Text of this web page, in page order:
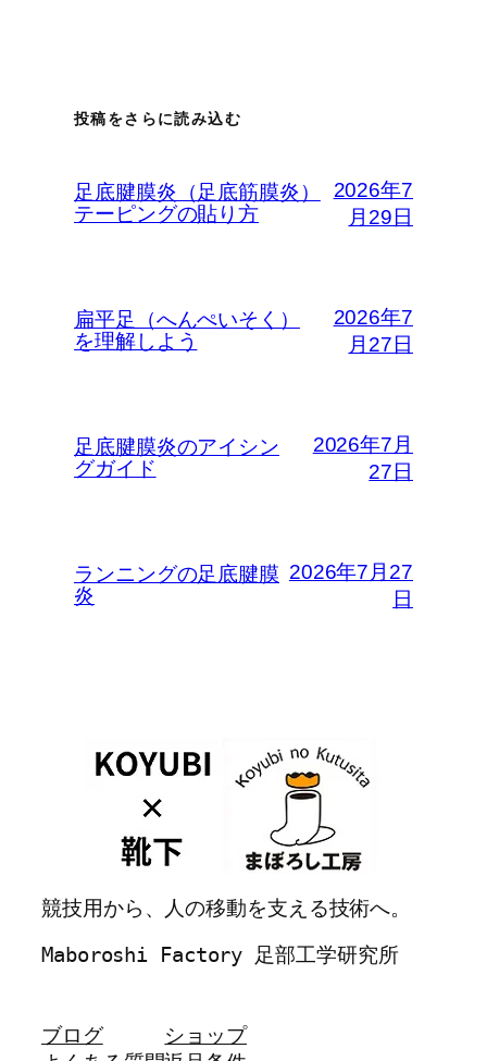
投稿をさらに読み込む
足底腱膜炎（足底筋膜炎）
テーピングの貼り方
2026年7
月29日
扁平足（へんぺいそく）
を理解しよう
2026年7
月27日
足底腱膜炎のアイシン
グガイド
2026年7月
27日
ランニングの足底腱膜
炎
2026年7月27
日
競技用から、人の移動を支える技術へ。
Maboroshi Factory 足部工学研究所
ブログ
ショップ